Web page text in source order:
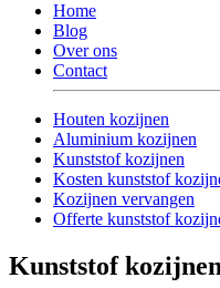
Home
Blog
Over ons
Contact
Houten kozijnen
Aluminium kozijnen
Kunststof kozijnen
Kosten kunststof
Kozijnen vervangen
Offerte kunststof
Kunststof